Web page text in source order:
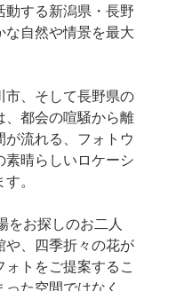
する新潟県・長野
な自然や情景を最大
市、そして長野県の
、都会の喧騒から離
流れる、フォトウ
素晴らしいロケーシ
。
をお探しのお二人
や、四季折々の花が
トをご提案するこ